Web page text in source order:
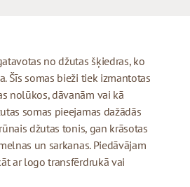
no džutas šķiedras, ko
Šīs somas bieži tiek izmantotas
nolūkos, dāvanām vai kā
somas pieejamas dažādās
džutas tonis, gan krāsotas
un sarkanas. Piedāvājam
ar logo transfērdrukā vai